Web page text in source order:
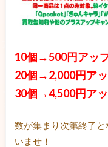
10個→500円アッ
20個→2,000円アッ
30個→4,500円アッ
数が集まり次第終了
いませ！